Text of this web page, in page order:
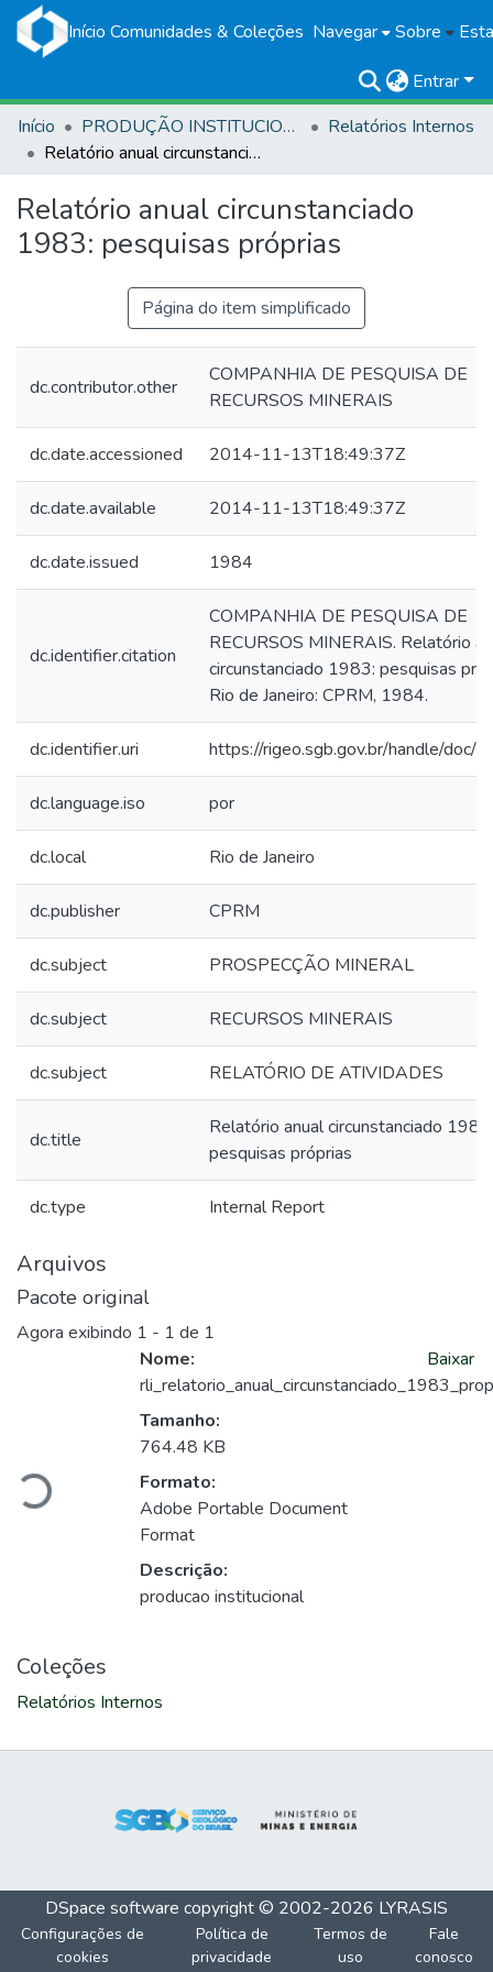
Início Comunidades & Coleções Navegar Sobre
Entrar
Início
PRODUÇÃO INSTITUCIONAL
Relatórios Internos
Relatório anual circunstanciado 1983: pesquisas próprias
Relatório anual circunstanciado
1983: pesquisas próprias
Página do item simplificado
dc.contributor.other
COMPANHIA DE PESQUISA DE
RECURSOS MINERAIS
dc.date.accessioned 2014-11-13T18:49:37Z
dc.date.available 2014-11-13T18:49:37Z
dc.date.issued 1984
dc.identifier.citation
COMPANHIA DE PESQUISA DE
RECURSOS MINERAIS. Relatório
circunstanciado 1983: pesquisas
Rio de Janeiro: CPRM, 1984.
dc.identifier.uri https://rigeo.sgb.gov.br/handle/doc/
dc.language.iso por
dc.local Rio de Janeiro
dc.publisher CPRM
dc.subject PROSPECÇÃO MINERAL
dc.subject RECURSOS MINERAIS
dc.subject RELATÓRIO DE ATIVIDADES
dc.title
Relatório anual circunstanciado 1983:
pesquisas próprias
dc.type Internal Report
Arquivos
Pacote original
Agora exibindo 1 - 1 de 1
Nome:
Tamanho:
764.48 KB
Formato:
Adobe Portable Document
Format
Descrição:
producao institucional
Baixar
Coleções
Relatórios Internos
DSpace software copyright © 2002-2026 LYRASIS
Configurações de
cookies
Política de
privacidade
Termos de
uso
Fale
conosco